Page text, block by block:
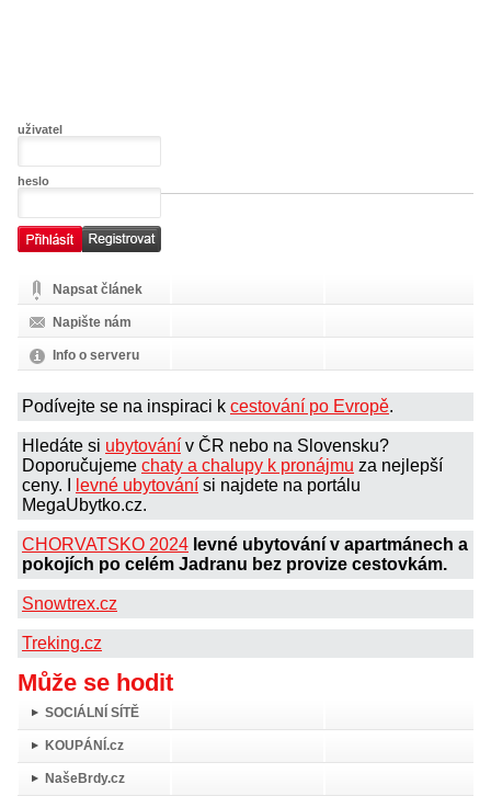
uživatel
heslo
Napsat článek
Napište nám
Info o serveru
Podívejte se na inspiraci k cestování po Evropě.
Hledáte si ubytování v ČR nebo na Slovensku?
Doporučujeme chaty a chalupy k pronájmu za nejlepší
ceny. I
levné ubytování si najdete na portálu
MegaUbytko.cz.
CHORVATSKO 2024 levné ubytování v apartmánech a
pokojích po celém Jadranu bez provize cestovkám.
Snowtrex.cz
Treking.cz
Může se hodit
SOCIÁLNÍ SÍTĚ
KOUPÁNÍ.cz
NašeBrdy.cz